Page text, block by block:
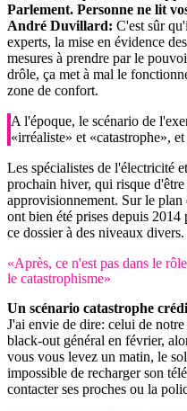
Parlement. Personne ne lit
André Duvillard: C'est sûr
experts, la mise en évidence
mesures à prendre par le
drôle, ça met à mal le
zone de confort.
A l'époque, le scénario de
«irréaliste» et «catastrophe»,
Les spécialistes de l'électricité
prochain hiver, qui risque
approvisionnement. Sur le plan
ont bien été prises depuis
ce dossier à des niveaux divers.
«Après, ce n'est pas dans le
le catastrophisme»
Un scénario catastrophe
J'ai envie de dire: celui de
black-out général en février,
vous vous levez un matin, le
impossible de recharger son
contacter ses proches ou la